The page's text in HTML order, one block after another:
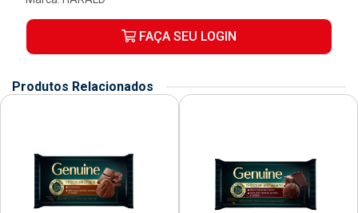
FAÇA SEU LOGIN
Produtos Relacionados